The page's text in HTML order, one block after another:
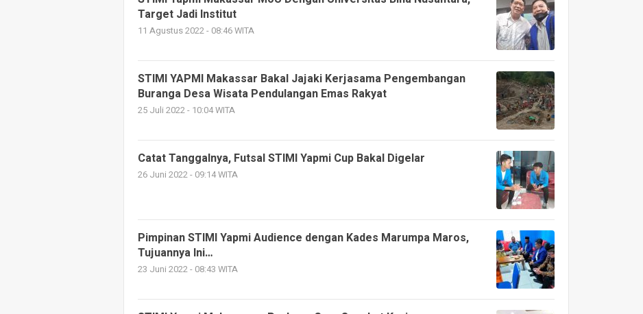
Target Jadi Institut
11 Agustus 2022 - 08:46 WITA
STIMI YAPMI Makassar Bakal Jajaki Kerjasama Pengembangan
Buranga Desa Wisata Pendulangan Emas Rakyat
25 Juli 2022 - 10:04 WITA
Catat Tanggalnya, Futsal STIMI Yapmi Cup Bakal Digelar
26 Juni 2022 - 09:14 WITA
Pimpinan STIMI Yapmi Audience dengan Kades Marumpa Maros,
Tujuannya Ini…
23 Juni 2022 - 08:43 WITA